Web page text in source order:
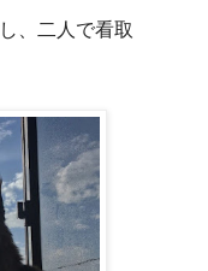
、二人で看取